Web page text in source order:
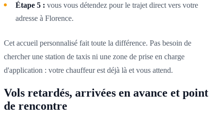
Étape 5 : vous vous détendez pour le trajet direct vers votre
adresse à Florence.
Cet accueil personnalisé fait toute la différence. Pas besoin de
chercher une station de taxis ni une zone de prise en charge
d'application : votre chauffeur est déjà là et vous attend.
Vols retardés, arrivées en avance et point
de rencontre